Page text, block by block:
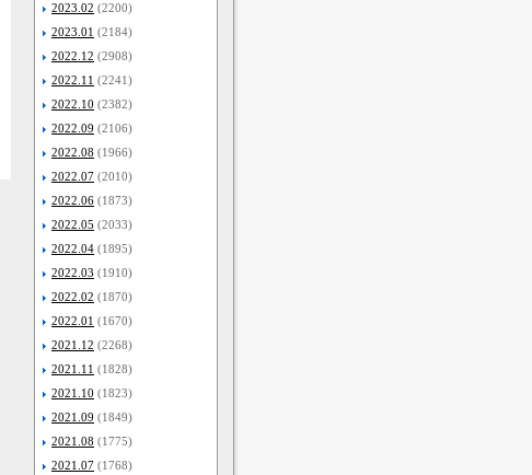
2023.02 (2200)
2023.01 (2184)
2022.12 (2908)
2022.11 (2241)
2022.10 (2382)
2022.09 (2106)
2022.08 (1966)
2022.07 (2010)
2022.06 (1873)
2022.05 (2033)
2022.04 (1895)
2022.03 (1910)
2022.02 (1870)
2022.01 (1670)
2021.12 (2268)
2021.11 (1828)
2021.10 (1823)
2021.09 (1849)
2021.08 (1775)
2021.07 (1768)